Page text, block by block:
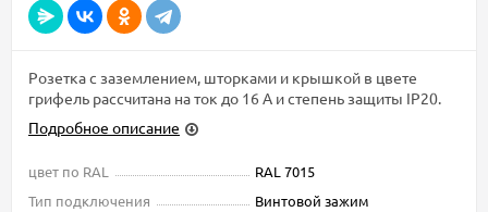
Розетка с заземлением, шторками и крышкой в цвете
грифель рассчитана на ток до 16 А и степень защиты IP20.
Подробное описание
цвет по RAL
RAL 7015
Тип подключения
Винтовой зажим